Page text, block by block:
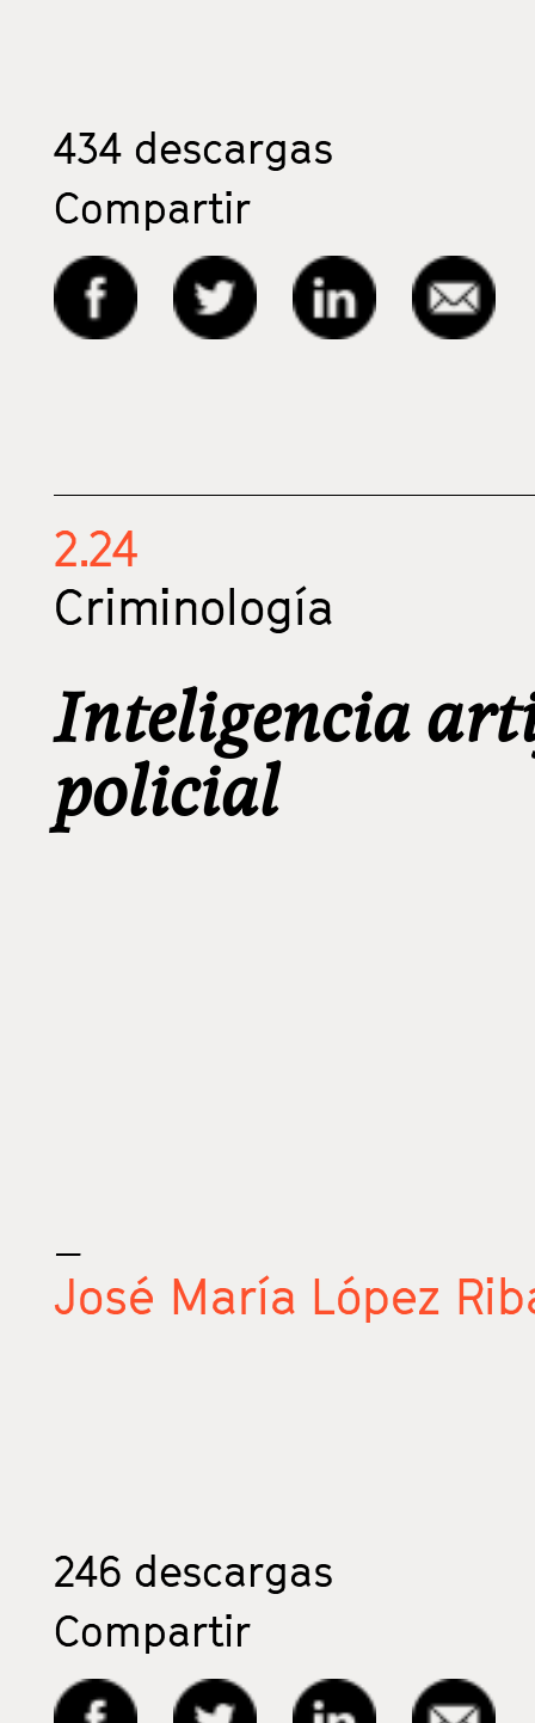
434 descargas
Compartir
2.24
Criminología
Inteligencia
policial
_
José María López
246 descargas
Compartir